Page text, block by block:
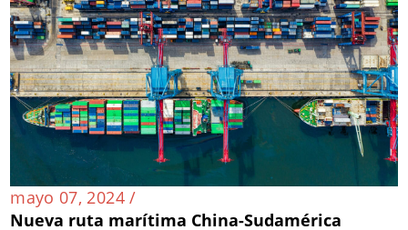
mayo 07, 2024 /
Nueva ruta marítima China-Sudamérica